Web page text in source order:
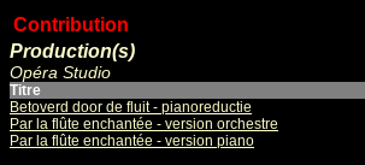
Contribution
Production(s)
Opéra Studio
Titre
Betoverd door de fluit - pianoreductie
Par la flûte enchantée - version orchestre
Par la flûte enchantée - version piano